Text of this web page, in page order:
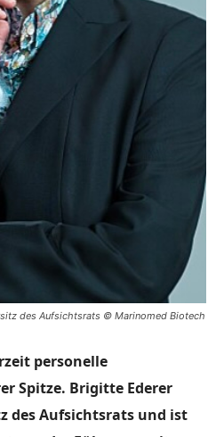
des Aufsichtsrats © Marinomed Biotech
personelle
Spitze. Brigitte Ederer
des Aufsichtsrats und ist